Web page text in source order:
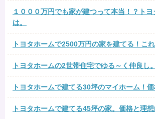
１０００万円でも家が建つって本当！？ト
は。
トヨタホームで2500万円の家を建てる！こ
トヨタホームの2世帯住宅でゆる～く仲良し
トヨタホームで建てる30坪のマイホーム！
トヨタホームで建てる45坪の家。価格と理